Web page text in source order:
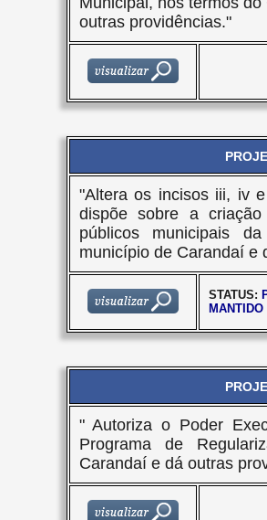
outras providências."
"Altera os incisos iii, iv
dispõe sobre a
públicos municipais
município de Carandaí e
STATUS:
" Autoriza o Poder
Programa de
Carandaí e dá outras